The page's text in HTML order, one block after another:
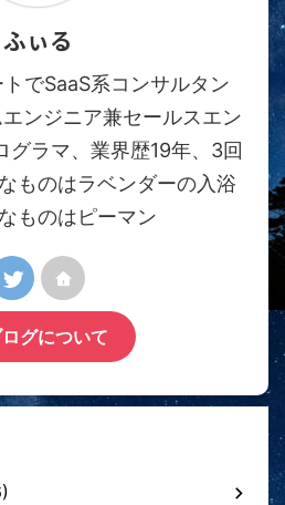
ふぃる
でSaaS系コンサルタン
ンジニア兼セールスエン
グラマ、業界歴19年、3回
ものはラベンダーの入浴
ものはピーマン
グについて